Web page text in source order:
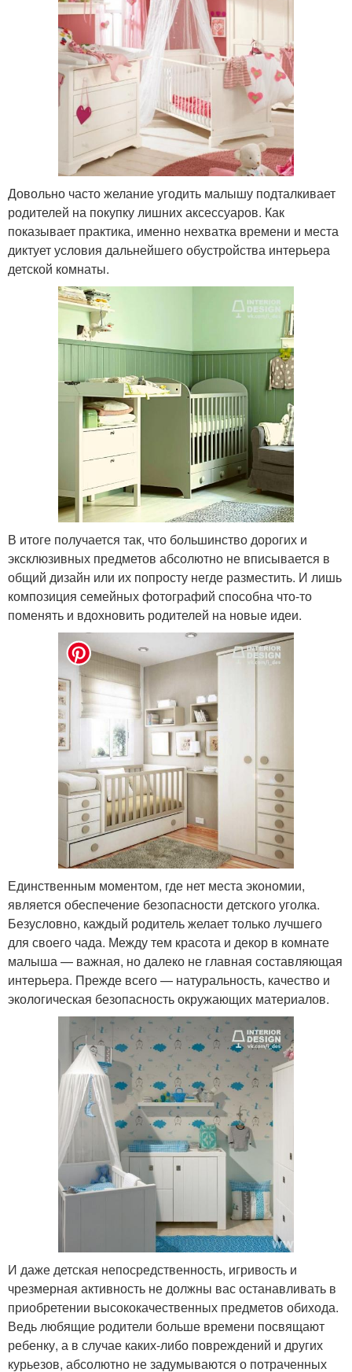
Довольно часто желание угодить малышу подталкивает
родителей на покупку лишних аксессуаров. Как
показывает практика, именно нехватка времени и места
диктует условия дальнейшего обустройства интерьера
детской комнаты.
В итоге получается так, что большинство дорогих и
эксклюзивных предметов абсолютно не вписывается в
общий дизайн или их попросту негде разместить. И лишь
композиция семейных фотографий способна что-то
поменять и вдохновить родителей на новые идеи.
Единственным моментом, где нет места экономии,
является обеспечение безопасности детского уголка.
Безусловно, каждый родитель желает только лучшего
для своего чада. Между тем красота и декор в комнате
малыша — важная, но далеко не главная составляющая
интерьера. Прежде всего — натуральность, качество и
экологическая безопасность окружающих материалов.
И даже детская непосредственность, игривость и
чрезмерная активность не должны вас останавливать в
приобретении высококачественных предметов обихода.
Ведь любящие родители больше времени посвящают
ребенку, а в случае каких-либо повреждений и других
курьезов, абсолютно не задумываются о потраченных